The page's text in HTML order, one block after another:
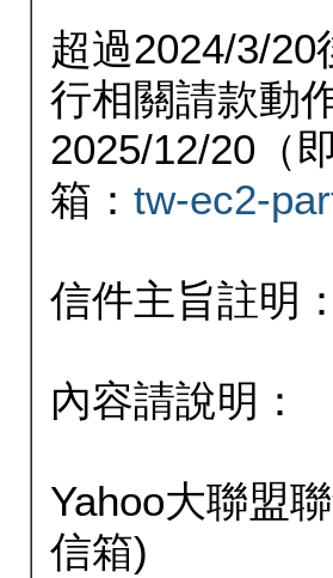
超過2024/3/
行相關請款動
2025/12/20（
箱： tw-ec2-
信件主旨註明
內容請說明：
Yahoo大聯盟
信箱)